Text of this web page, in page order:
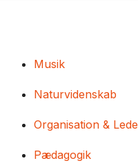
Musik
Naturvidenskab
Organisation &
Pædagogik